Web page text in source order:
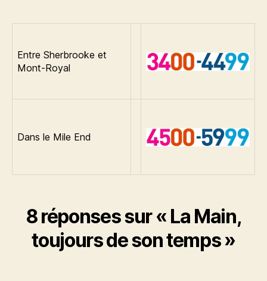
Entre Sherbrooke et
Mont-Royal
Dans le Mile End
8 réponses sur « La Main,
toujours de son temps »